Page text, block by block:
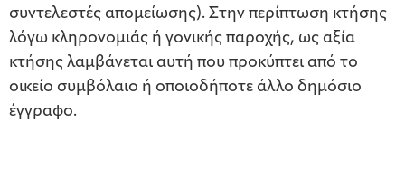
συντελεστές απομείωσης). Στην περίπτωση κτήσης
λόγω κληρονομιάς ή γονικής παροχής, ως αξία
κτήσης λαμβάνεται αυτή που προκύπτει από το
οικείο συμβόλαιο ή οποιοδήποτε άλλο δημόσιο
έγγραφο.